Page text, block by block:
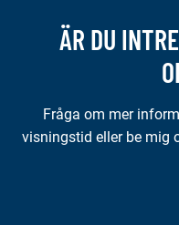
ÄR DU
Fråga om mer
visningstid eller be mig